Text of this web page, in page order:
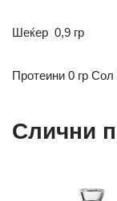
Шеќер 0,9 гр
Протеини 0 гр Сол
Слични